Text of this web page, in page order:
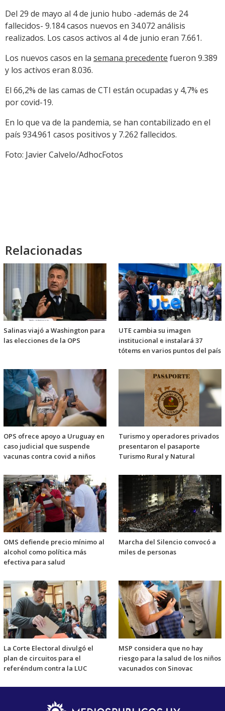
Del 29 de mayo al 4 de junio hubo -además de 24
fallecidos- 9.184 casos nuevos en 34.072 análisis
realizados. Los casos activos al 4 de junio eran 7.661.
Los nuevos casos en la semana precedente fueron 9.389
y los activos eran 8.036.
El 66,2% de las camas de CTI están ocupadas y 4,7% es
por covid-19.
En lo que va de la pandemia, se han contabilizado en el
país 934.961 casos positivos y 7.262 fallecidos.
Foto: Javier Calvelo/AdhocFotos
Relacionadas
Salinas viajó a Washington para
las elecciones de la OPS
UTE cambia su imagen
institucional e instalará 37
tótems en varios puntos del país
OPS ofrece apoyo a Uruguay en
caso judicial que suspende
vacunas contra covid a niños
Turismo y operadores privados
presentaron el pasaporte
Turismo Rural y Natural
OMS defiende precio mínimo al
alcohol como política más
efectiva para salud
Marcha del Silencio convocó a
miles de personas
La Corte Electoral divulgó el
plan de circuitos para el
referéndum contra la LUC
MSP considera que no hay
riesgo para la salud de los niños
vacunados con Sinovac